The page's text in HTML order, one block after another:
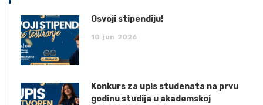
Osvoji stipendiju!
10 jun 2026
Konkurs za upis studenata na prvu
godinu studija u akademskoj